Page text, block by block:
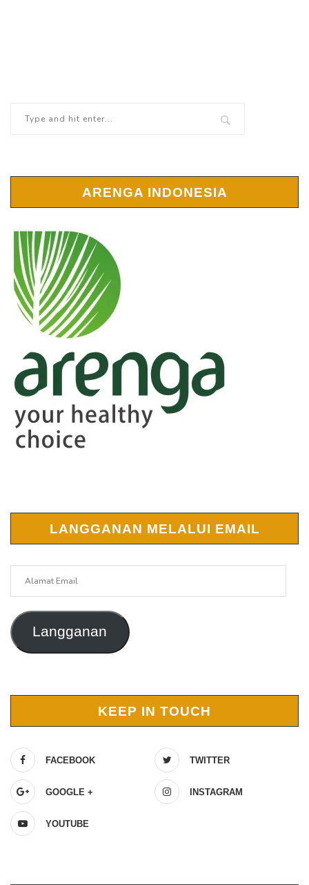
ARENGA INDONESIA
LANGGANAN MELALUI EMAIL
Langganan
KEEP IN TOUCH
FACEBOOK TWITTER
GOOGLE + INSTAGRAM
YOUTUBE